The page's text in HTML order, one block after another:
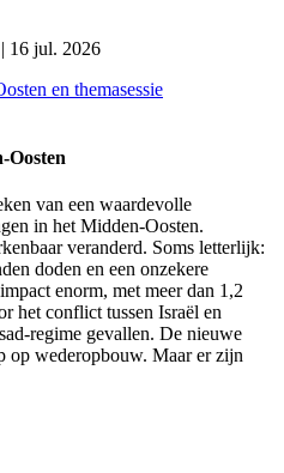
16 jul. 2026
en themasessie
Oosten
van een waardevolle
in het Midden-Oosten.
veranderd. Soms letterlijk:
doden en een onzekere
enorm, met meer dan 1,2
het conflict tussen Israël en
regime gevallen. De nieuwe
op wederopbouw. Maar er zijn